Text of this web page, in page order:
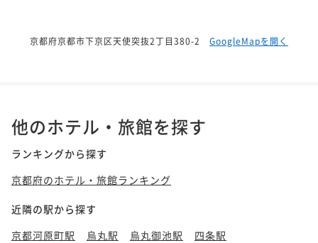
京都府京都市下京区天使突抜2丁目380-2 GoogleMapを開く
他のホテル・旅館を探す
ランキングから探す
京都府のホテル・旅館ランキング
近隣の駅から探す
京都河原町駅
烏丸駅 烏丸御池駅 四条駅